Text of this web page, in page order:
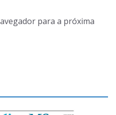
para a próxima